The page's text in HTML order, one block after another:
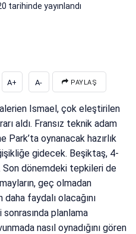
tarihinde yayınlandı
A+ A- PAYLAŞ
Ismael, çok eleştirilen
aldı. Fransız teknik adam
Park’ta oynanacak hazırlık
gidecek. Beşiktaş, 4-
dönemdeki tepkileri de
geç olmadan
faydalı olacağını
planlama
nasıl oynadığını gören